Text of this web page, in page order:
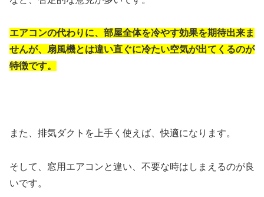
エアコンの代わりに、部屋全体を冷やす効果を期待出来ま
せんが、扇風機とは違い直ぐに冷たい空気が出てくるのが
特徴です。
また、排気ダクトを上手く使えば、快適になります。
そして、窓用エアコンと違い、不要な時はしまえるのが良
いです。